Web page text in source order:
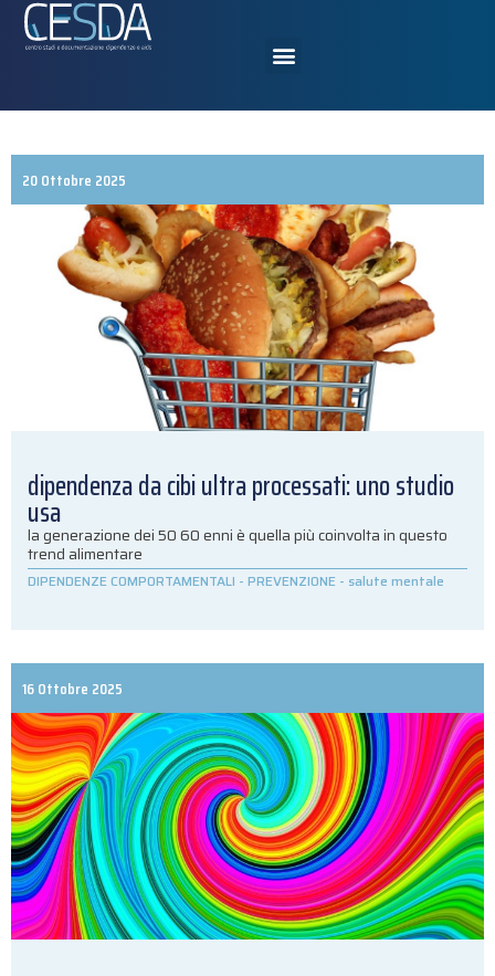
20 Ottobre 2025
dipendenza da cibi ultra processati: uno studio
usa
la generazione dei 50 60 enni è quella più coinvolta in questo
trend alimentare
DIPENDENZE COMPORTAMENTALI - PREVENZIONE - salute mentale
16 Ottobre 2025